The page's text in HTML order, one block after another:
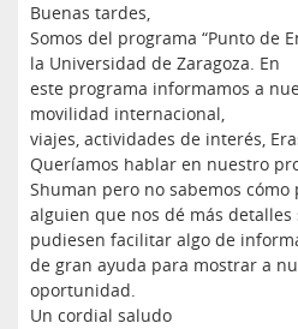
Buenas tardes,
Somos del programa “Punto de
la Universidad de Zaragoza. En
este programa informamos a
movilidad internacional,
viajes, actividades de interés,
Queríamos hablar en nuestro
Shuman pero no sabemos
alguien que nos dé más detalles
pudiesen facilitar algo de
de gran ayuda para mostrar a
oportunidad.
Un cordial saludo